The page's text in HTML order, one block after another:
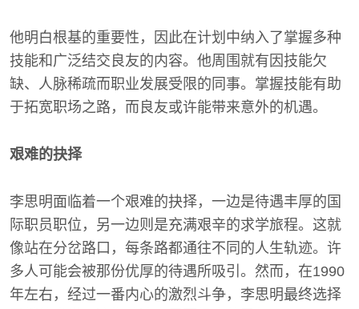
他明白根基的重要性，因此在计划中纳入了掌握多种
技能和广泛结交良友的内容。他周围就有因技能欠
缺、人脉稀疏而职业发展受限的同事。掌握技能有助
于拓宽职场之路，而良友或许能带来意外的机遇。
艰难的抉择
李思明面临着一个艰难的抉择，一边是待遇丰厚的国
际职员职位，另一边则是充满艰辛的求学旅程。这就
像站在分岔路口，每条路都通往不同的人生轨迹。许
多人可能会被那份优厚的待遇所吸引。然而，在1990
年左右，经过一番内心的激烈斗争，李思明最终选择